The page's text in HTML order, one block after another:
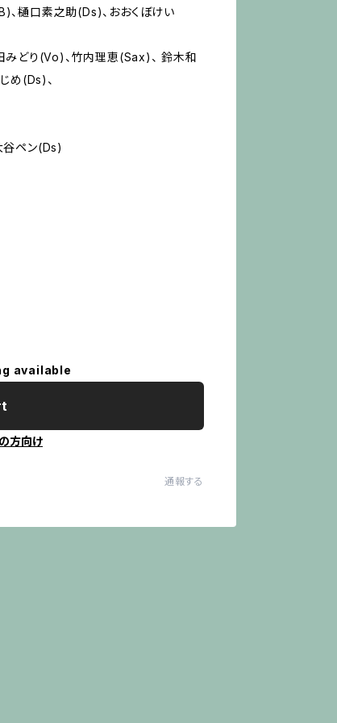
樋口素之助(Ds)、おおくぼけい
みどり(Vo)、竹内理恵(Sax)、 鈴木和
め(Ds)、
谷ペン(Ds)
available
方向け
通報する